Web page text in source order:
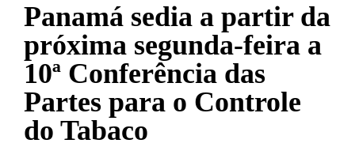
Panamá sedia a partir da
próxima segunda-feira a
10ª Conferência das
Partes para o Controle
do Tabaco